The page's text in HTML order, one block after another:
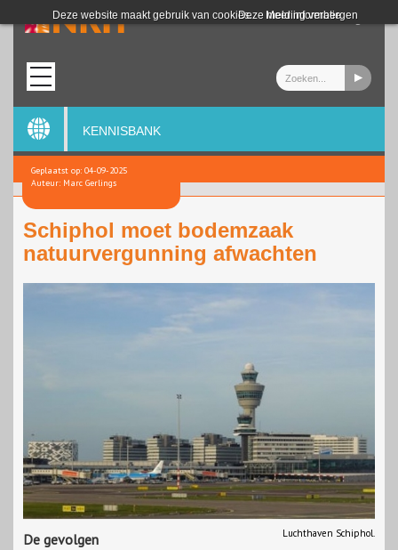
Deze website maakt gebruik van cookies. Meer informatie
Deze melding verbergen
Login
KENNISBANK
Geplaatst op: 04-09-2025
Auteur: Marc Gerlings
Schiphol moet bodemzaak
natuurvergunning afwachten
Luchthaven Schiphol.
De gevolgen